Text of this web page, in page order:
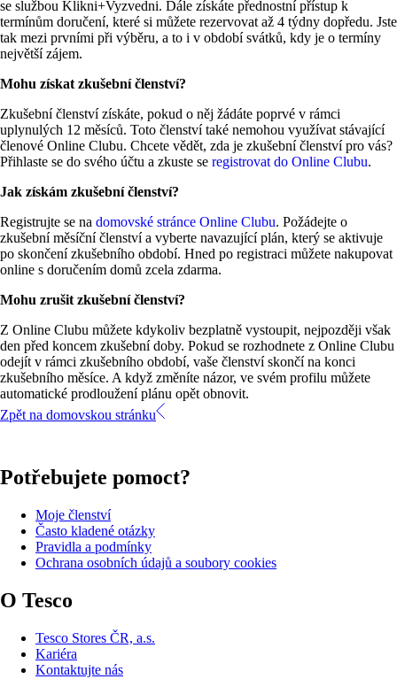
se službou Klikni+Vyzvedni. Dále získáte přednostní přístup k
termínům doručení, které si můžete rezervovat až 4 týdny dopředu. Jste
tak mezi prvními při výběru, a to i v období svátků, kdy je o termíny
největší zájem.
Mohu získat zkušební členství?
Zkušební členství získáte, pokud o něj žádáte poprvé v rámci
uplynulých 12 měsíců. Toto členství také nemohou využívat stávající
členové Online Clubu. Chcete vědět, zda je zkušební členství pro vás?
Přihlaste se do svého účtu a zkuste se registrovat do Online Clubu.
Jak získám zkušební členství?
Registrujte se na domovské stránce Online Clubu. Požádejte o
zkušební měsíční členství a vyberte navazující plán, který se aktivuje
po skončení zkušebního období. Hned po registraci můžete nakupovat
online s doručením domů zcela zdarma.
Mohu zrušit zkušební členství?
Z Online Clubu můžete kdykoliv bezplatně vystoupit, nejpozději však
den před koncem zkušební doby. Pokud se rozhodnete z Online Clubu
odejít v rámci zkušebního období, vaše členství skončí na konci
zkušebního měsíce. A když změníte názor, ve svém profilu můžete
automatické prodloužení plánu opět obnovit.
Zpět na domovskou stránku
Potřebujete pomoct?
Moje členství
Často kladené otázky
Pravidla a podmínky
Ochrana osobních údajů a soubory cookies
O Tesco
Tesco Stores ČR, a.s.
Kariéra
Kontaktujte nás